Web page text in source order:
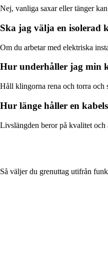
Nej, vanliga saxar eller tänger
Ska jag välja en isolerad
Om du arbetar med elektriska
Hur underhåller jag min
Håll klingorna rena och torra och
Hur länge håller en
Livslängden beror på kvalitet och
Så väljer du grenuttag utifrån